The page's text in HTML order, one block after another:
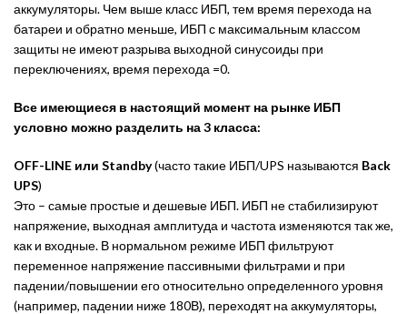
аккумуляторы. Чем выше класс ИБП, тем время перехода на
батареи и обратно меньше, ИБП с максимальным классом
защиты не имеют разрыва выходной синусоиды при
переключениях, время перехода =0.
Все имеющиеся в настоящий момент на рынке ИБП
условно можно разделить на 3 класса:
OFF-LINE или Standby(часто такие ИБП/UPS называются Back
UPS)
Это – самые простые и дешевые ИБП. ИБП не стабилизируют
напряжение, выходная амплитуда и частота изменяются так же,
как и входные. В нормальном режиме ИБП фильтруют
переменное напряжение пассивными фильтрами и при
падении/повышении его относительно определенного уровня
(например, падении ниже 180В), переходят на аккумуляторы,